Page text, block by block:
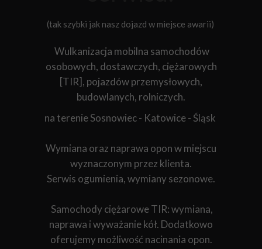
(tak szybki jak nasz dojazd w miejsce awarii)
Wulkanizacja mobilna samochodów
osobowych, dostawczych, ciężarowych
[TIR], pojazdów przemysłowych,
budowlanych, rolniczych.
na terenie Sosnowiec - Katowice - Śląsk
Wymiana oraz naprawa opon w miejscu
wyznaczonym przez klienta.
Serwis ogumienia, wymiany sezonowe.
Samochody ciężarowe TIR: wymiana,
naprawa i wyważanie kół. Dodatkowo
oferujemy możliwość nacinania opon.